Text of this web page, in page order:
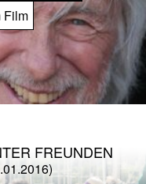
Film
FREUNDEN